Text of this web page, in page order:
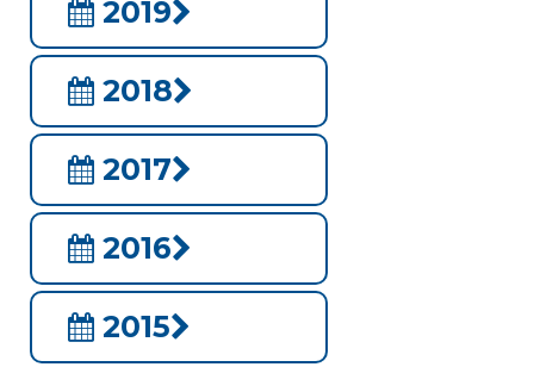
2019
2018
2017
2016
2015